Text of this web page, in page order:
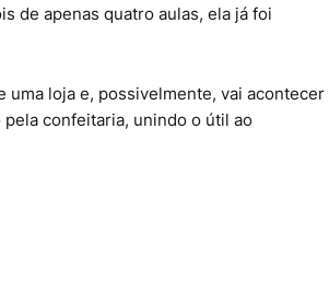
de apenas quatro aulas, ela já foi
uma loja e, possivelmente, vai acontecer
pela confeitaria, unindo o útil ao